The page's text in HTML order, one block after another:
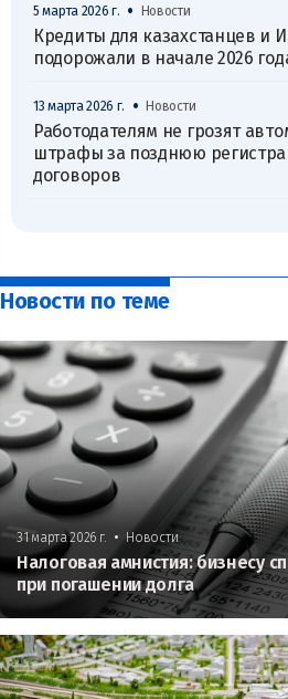
5 марта 2026 г. • Новости
Кредиты для казахстанцев и
подорожали в начале 2026
13 марта 2026 г. • Новости
Работодателям не грозят
штрафы за позднюю
договоров
Новости по теме
31 марта 2026 г. • Новости
Налоговая амнистия: бизнесу
при погашении долга